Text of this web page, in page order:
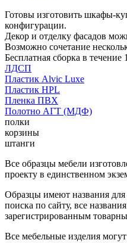
Готовы изготовить шкафы-
конфигурации.
Декор и отделку фасадов
Возможно сочетание
Бесплатная сборка в течение
ЛДСП
Пластик Alvic Luxe
Пластик HPL
Пленка ПВХ
Полотно АГТ (МДФ)
полки
корзины
штанги
Все образцы мебели
проекту в единственном
Образцы имеют названия для
поиска по сайту, все
зарегистрированным
Все мебельные изделия